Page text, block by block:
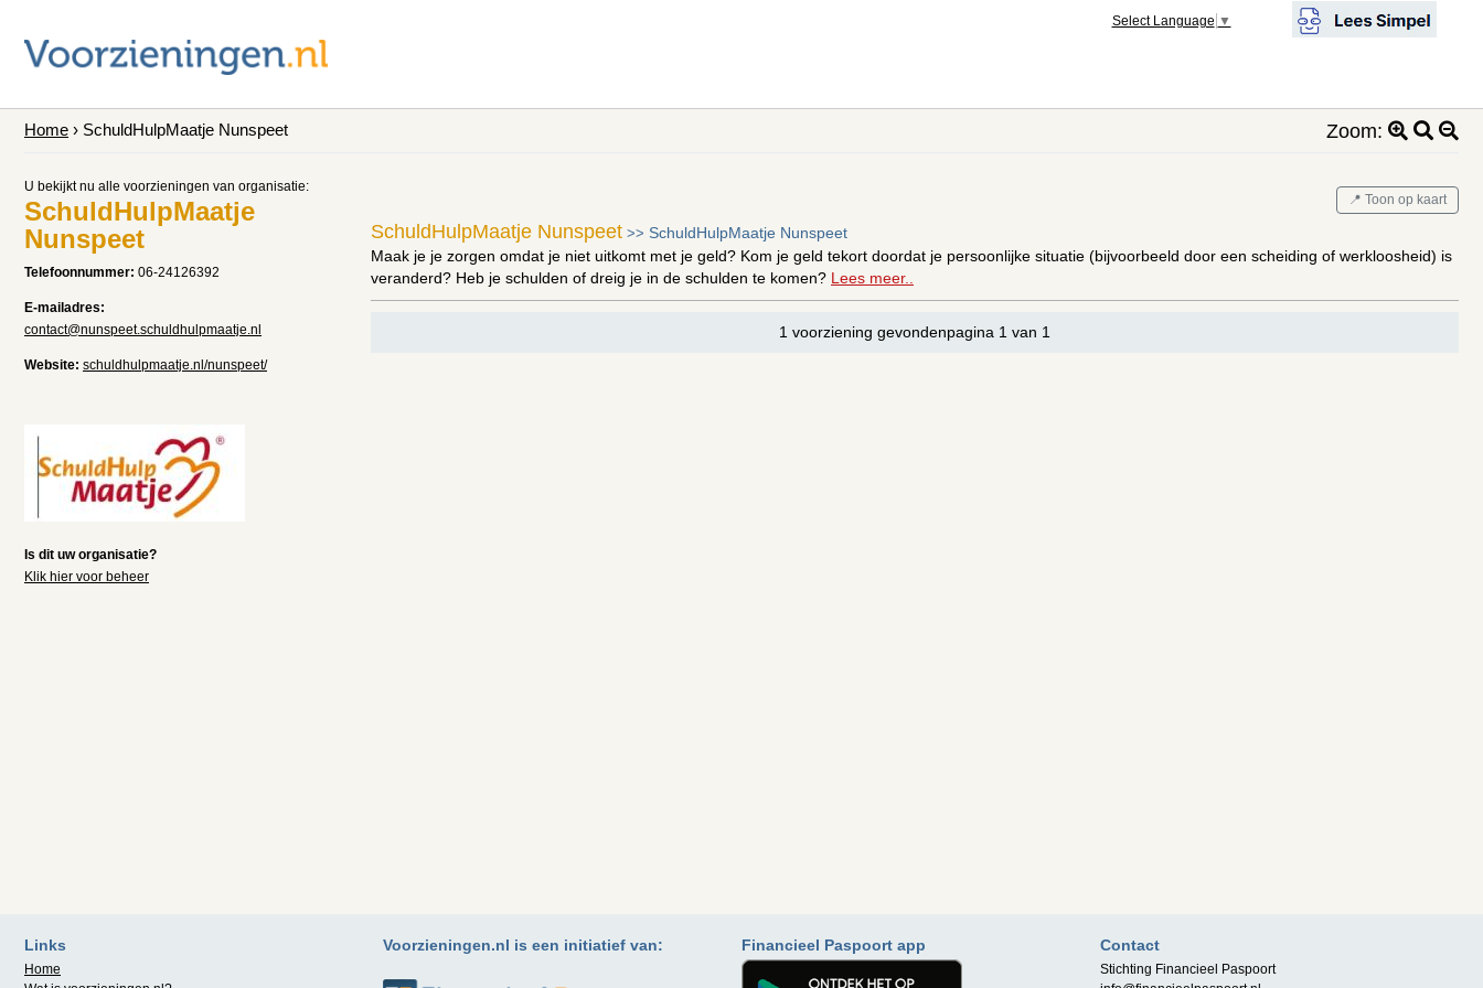
Select Language ▼
Home › SchuldHulpMaatje Nunspeet Zoom:
U bekijkt nu alle voorzieningen van organisatie:
SchuldHulpMaatje
Nunspeet
Telefoonnummer: 06-24126392
E-mailadres:
contact@nunspeet.schuldhulpmaatje.nl
Website: schuldhulpmaatje.nl/nunspeet/
Is dit uw organisatie?
Klik hier voor beheer
📍 Toon op kaart
SchuldHulpMaatje Nunspeet >> SchuldHulpMaatje Nunspeet
Maak je je zorgen omdat je niet uitkomt met je geld? Kom je geld tekort doordat je persoonlijke situatie (bijvoorbeeld door een scheiding of werkloosheid) is
veranderd? Heb je schulden of dreig je in de schulden te komen? Lees meer..
1 voorziening gevondenpagina 1 van 1
Links
Home
Voorzieningen.nl is een initiatief van: Financieel Paspoort app Contact
Stichting Financieel Paspoort